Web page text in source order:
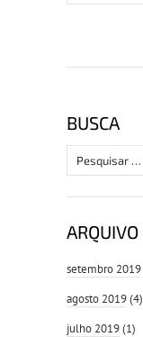
BUSCA
Pesquisar
por:
ARQUIVO
setembro 2019
agosto 2019(4)
julho 2019(1)